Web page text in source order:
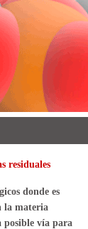
residuales
donde es
la materia
posible vía para